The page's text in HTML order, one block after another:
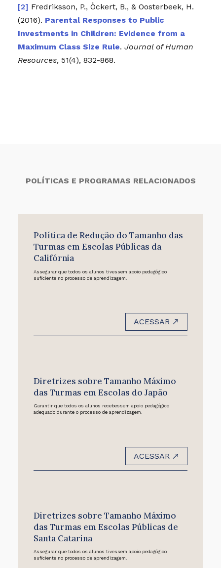
Fredriksson, P., Öckert, B., & Oosterbeek, H.
(2016). Parental Responses to Public
Investments in Children: Evidence from a
Maximum Class Size Rule. Journal of Human
Resources, 51(4), 832-868.
POLÍTICAS E PROGRAMAS RELACIONADOS
Política de Redução do Tamanho das
Turmas em Escolas Públicas da
Califórnia
Assegurar que todos os alunos tivessem apoio pedagógico
suficiente no processo de aprendizagem.
ACESSAR
Diretrizes sobre Tamanho Máximo
das Turmas em Escolas do Japão
Garantir que todos os alunos recebessem apoio pedagógico
adequado durante o processo de aprendizagem.
ACESSAR
Diretrizes sobre Tamanho Máximo
das Turmas em Escolas Públicas de
Santa Catarina
Assegurar que todos os alunos tivessem apoio pedagógico
suficiente no processo de aprendizagem.